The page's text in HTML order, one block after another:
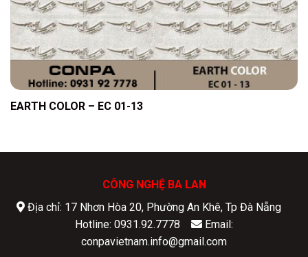
EARTH COLOR – EC 01-13
CÔNG NGHỆ BA LAN
Địa chỉ: 17 Nhơn Hòa 20, Phường An Khê, Tp Đà Nẵng
Hotline: 0931.92.7778
Email:
conpavietnam.info@gmail.com